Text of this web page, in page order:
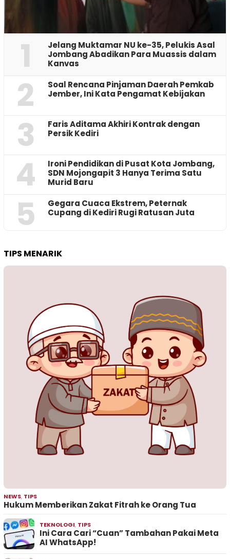
1
Jelang Muktamar NU ke-35, Pelukis Asal
Jombang Abadikan Para Muassis dalam
Kanvas
2
‎Soal Rencana Pinjaman Daerah Pemkab
Jember, Ini Kata Pengamat Kebijakan ‎
3
Faris Aditama Akhiri Kontrak dengan
Persik Kediri
4
Ironi Pendidikan di Pusat Kota Jombang,
SDN Mojongapit 3 Hanya Terima Satu
Murid Baru
5
‎Gegara Cuaca Ekstrem, Peternak
Cupang di Kediri Rugi Ratusan Juta
TIPS MENARIK
NEWS, TIPS
Hukum Memberikan Zakat Fitrah ke Orang Tua
TEKNOLOGI, TIPS
Ini Cara Cari “Cuan” Tambahan Pakai Meta
AI WhatsApp!